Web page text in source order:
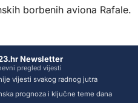
borbenih aviona Rafale.
Newsletter
pregled vijesti
vijesti svakog radnog jutra
prognoza i ključne teme dana